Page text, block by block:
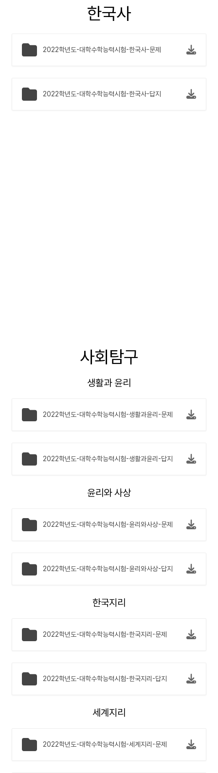
한국사
2022학년도-대학수학능력시험-한국사-문제
2022학년도-대학수학능력시험-한국사-답지
사회탐구
생활과 윤리
2022학년도-대학수학능력시험-생활과윤리-문제
2022학년도-대학수학능력시험-생활과윤리-답지
윤리와 사상
2022학년도-대학수학능력시험-윤리와사상-문제
2022학년도-대학수학능력시험-윤리와사상-답지
한국지리
2022학년도-대학수학능력시험-한국지리-문제
2022학년도-대학수학능력시험-한국지리-답지
세계지리
2022학년도-대학수학능력시험-세계지리-문제